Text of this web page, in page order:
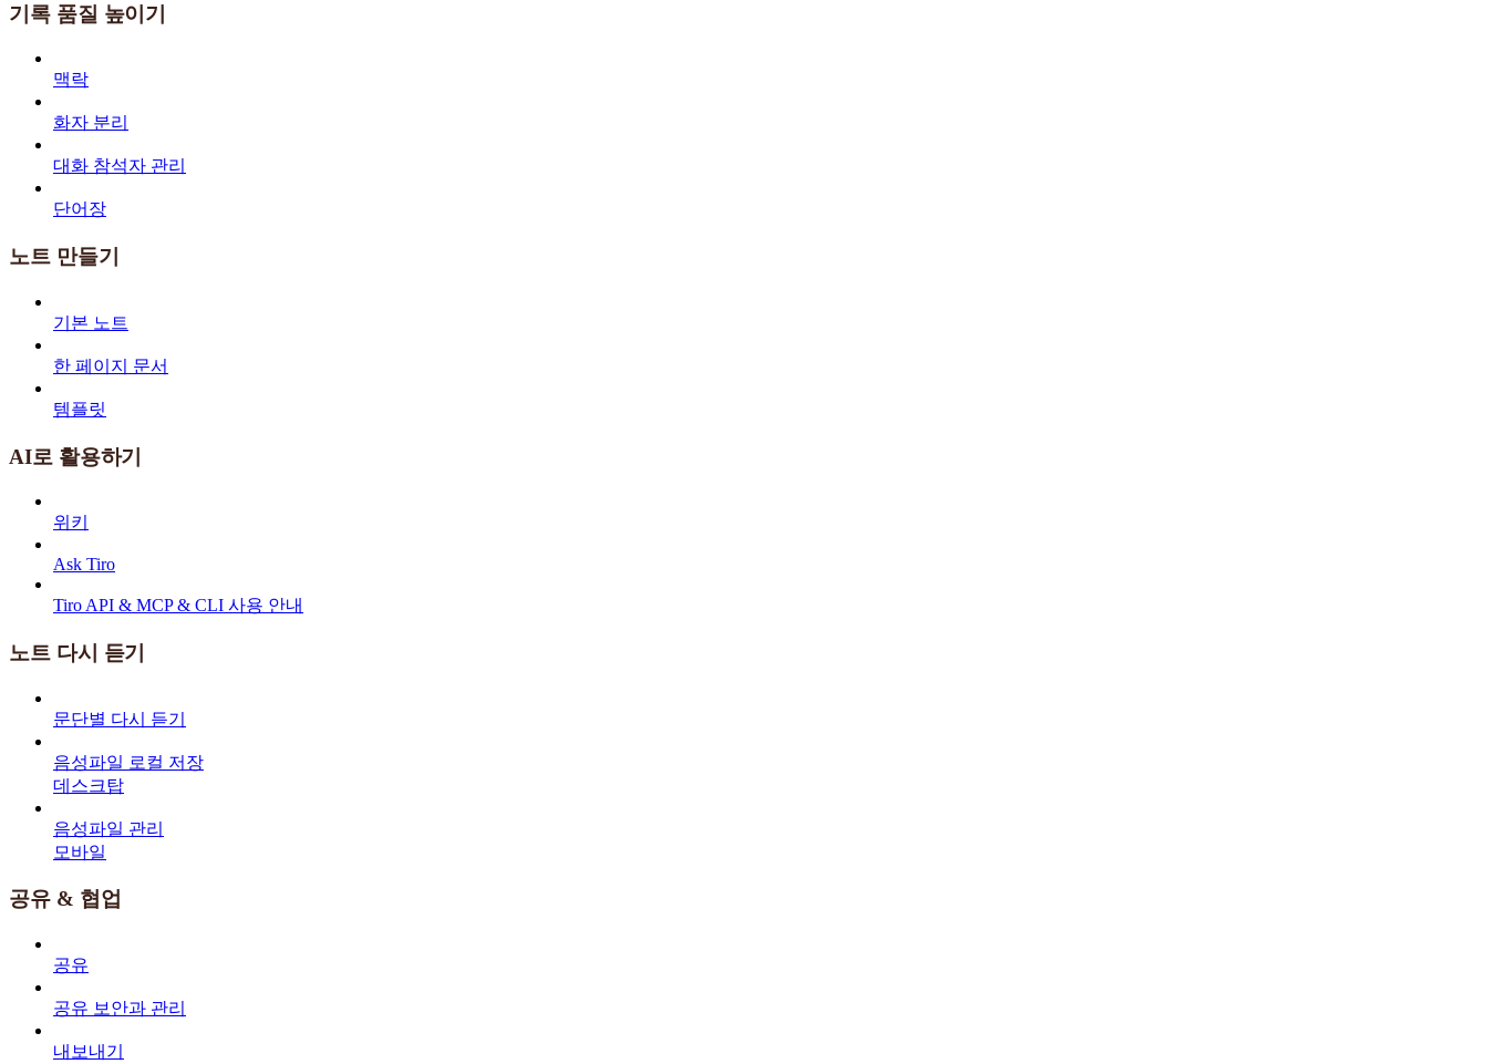
기록 품질 높이기
맥락
화자 분리
대화 참석자 관리
단어장
노트 만들기
기본 노트
한 페이지 문서
템플릿
AI로 활용하기
위키
Ask Tiro
Tiro API & MCP & CLI 사용 안내
노트 다시 듣기
문단별 다시 듣기
음성파일 로컬 저장
데스크탑
음성파일 관리
모바일
공유 & 협업
공유
공유 보안과 관리
내보내기